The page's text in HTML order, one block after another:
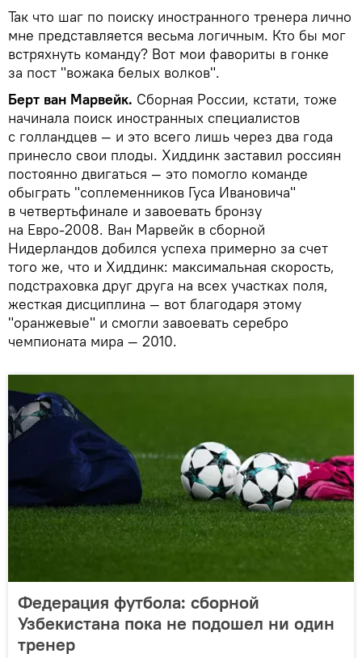
Так что шаг по поиску иностранного тренера лично
мне представляется весьма логичным. Кто бы мог
встряхнуть команду? Вот мои фавориты в гонке
за пост "вожака белых волков".
Берт ван Марвейк. Сборная России, кстати, тоже
начинала поиск иностранных специалистов
с голландцев — и это всего лишь через два года
принесло свои плоды. Хиддинк заставил россиян
постоянно двигаться — это помогло команде
обыграть "соплеменников Гуса Ивановича"
в четвертьфинале и завоевать бронзу
на Евро-2008. Ван Марвейк в сборной
Нидерландов добился успеха примерно за счет
того же, что и Хиддинк: максимальная скорость,
подстраховка друг друга на всех участках поля,
жесткая дисциплина — вот благодаря этому
"оранжевые" и смогли завоевать серебро
чемпионата мира — 2010.
Федерация футбола: сборной
Узбекистана пока не подошел ни один
тренер